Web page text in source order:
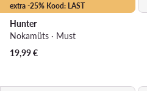
extra -25% Kood: LAST
Hunter
Nokamüts · Must
19,99€